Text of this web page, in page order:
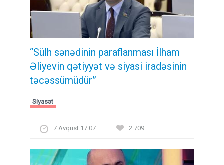
“Sülh sənədinin paraflanması İlham
Əliyevin qətiyyət və siyasi iradəsinin
təcəssümüdür”
Siyasət
7 Avqust 17:07 2 709